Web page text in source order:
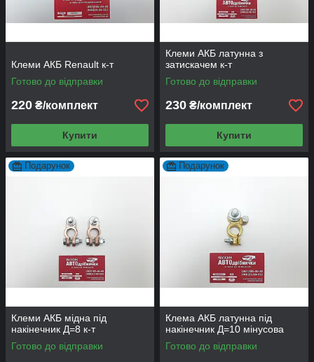
Клеми АКБ Renault к-т
Готово до відправки
220 ₴/комплект
Купити
Клеми АКБ латунна з
затискачем к-т
Готово до відправки
230 ₴/комплект
Купити
Подарунок
Клеми АКБ мідна під
накінечник Д=8 к-т
Готово до відправки
Подарунок
Клема АКБ латунна під
накінечник Д=10 мінусова
Готово до відправки